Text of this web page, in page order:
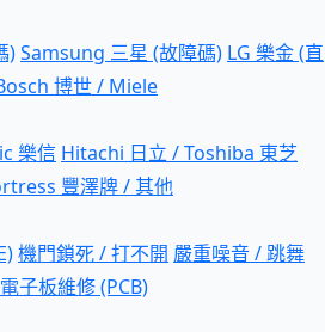
)Samsung 三星 (故障碼) LG 樂金 (直
博世 / Miele
樂信 Hitachi 日立 / Toshiba 東芝
豐澤牌 / 其他
機門鎖死 / 打不開 嚴重噪音 / 跳舞
子板維修 (PCB)